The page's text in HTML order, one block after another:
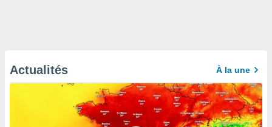
Actualités À la une